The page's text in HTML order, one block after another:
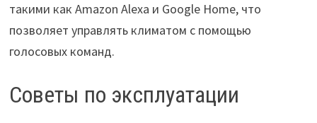
такими как Amazon Alexa и Google Home, что
позволяет управлять климатом с помощью
голосовых команд.
Советы по эксплуатации